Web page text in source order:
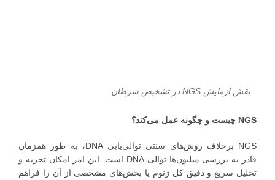
نقش ازمایش NGS در تشخیص سرطان
NGS چیست و چگونه عمل می‌کند؟
NGS برخلاف روش‌های سنتی توالی‌یابی DNA، به طور همزمان
قادر به بررسی میلیون‌ها توالی DNA است. این امر امکان تجزیه و
تحلیل سریع و دقیق کل ژنوم یا بخش‌های مشخصی از آن را فراهم